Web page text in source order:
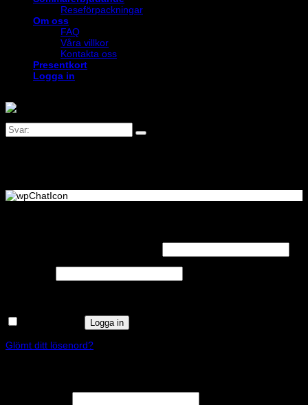
Reseförpackningar
Om oss
FAQ
Våra villkor
Kontakta oss
Presentkort
Logga in
Logga in
Glömt ditt lösenord?